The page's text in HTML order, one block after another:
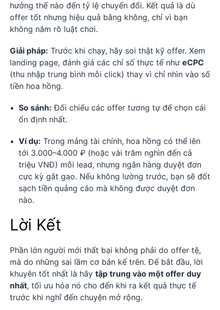
hưởng thế nào đến tỷ lệ chuyển đổi. Kết quả là dù
offer tốt nhưng hiệu quả bằng không, chỉ vì bạn
không nắm rõ luật chơi.
Giải pháp: Trước khi chạy, hãy soi thật kỹ offer. Xem
landing page, đánh giá các chỉ số thực tế như eCPC
(thu nhập trung bình mỗi click) thay vì chỉ nhìn vào số
tiền hoa hồng.
So sánh: Đối chiếu các offer tương tự để chọn cái
ổn định nhất.
Ví dụ: Trong mảng tài chính, hoa hồng có thể lên
tới 3.000–4.000 ₽ (hoặc vài trăm nghìn đến cả
triệu VNĐ) mỗi lead, nhưng ngân hàng duyệt đơn
cực kỳ gắt gao. Nếu không lường trước, bạn sẽ đốt
sạch tiền quảng cáo mà không được duyệt đơn
nào.
Lời Kết
Phần lớn người mới thất bại không phải do offer tệ,
mà do những sai lầm cơ bản kể trên. Để bắt đầu, lời
khuyên tốt nhất là hãy tập trung vào một offer duy
nhất, tối ưu hóa nó cho đến khi ra kết quả thực tế
trước khi nghĩ đến chuyện mở rộng.